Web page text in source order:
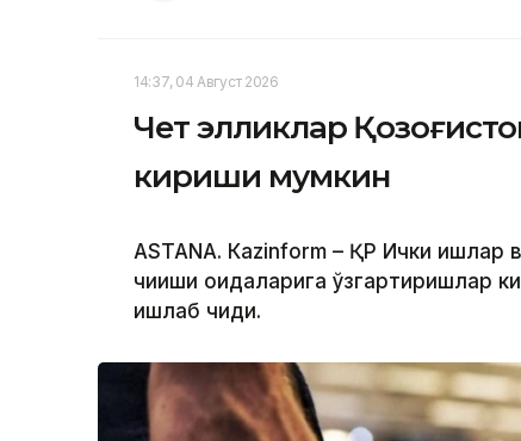
14:37, 04 Август 2026
Чет элликлар
кириши мумкин
ASTANА. Кazinform – ҚР Ички ишлар
чиқиши қоидаларига ўзгартиришлар
ишлаб чиқди.